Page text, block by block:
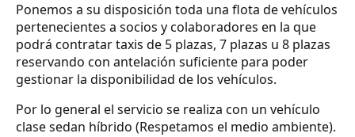
Ponemos a su disposición toda una flota de vehículos
pertenecientes a socios y colaboradores en la que
podrá contratar taxis de 5 plazas, 7 plazas u 8 plazas
reservando con antelación suficiente para poder
gestionar la disponibilidad de los vehículos.
Por lo general el servicio se realiza con un vehículo
clase sedan híbrido (Respetamos el medio ambiente).